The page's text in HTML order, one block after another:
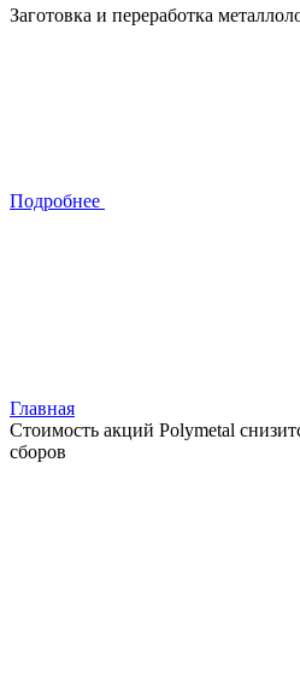
Заготовка и переработка
Подробнее
Главная
Стоимость акций Polymetal
сборов